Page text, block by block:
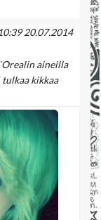
20.07.2014
aineilla
kikkaa